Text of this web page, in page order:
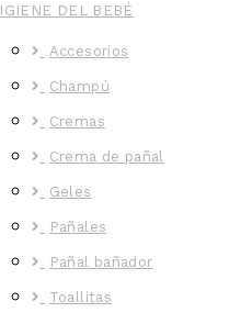
DEL BEBÉ
Accesorios
Champú
Cremas
Crema de pañal
Geles
Pañales
Pañal bañador
Toallitas